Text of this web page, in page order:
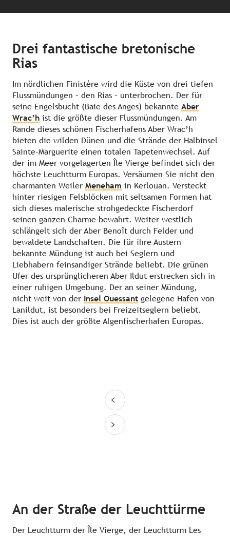
Drei fantastische bretonische
Rias
Im nördlichen Finistère wird die Küste von drei tiefen
Flussmündungen – den Rias – unterbrochen. Der für
seine Engelsbucht (Baie des Anges) bekannte Aber
Wrac’h ist die größte dieser Flussmündungen. Am
Rande dieses schönen Fischerhafens Aber Wrac’h
bieten die wilden Dünen und die Strände der Halbinsel
Sainte-Marguerite einen totalen Tapetenwechsel. Auf
der im Meer vorgelagerten Île Vierge befindet sich der
höchste Leuchtturm Europas. Versäumen Sie nicht den
charmanten Weiler Meneham in Kerlouan. Versteckt
hinter riesigen Felsblöcken mit seltsamen Formen hat
sich dieses malerische strohgedeckte Fischerdorf
seinen ganzen Charme bewahrt. Weiter westlich
schlängelt sich der Aber Benoît durch Felder und
bewaldete Landschaften. Die für ihre Austern
bekannte Mündung ist auch bei Seglern und
Liebhabern feinsandiger Strände beliebt. Die grünen
Ufer des ursprünglicheren Aber Ildut erstrecken sich in
einer ruhigen Umgebung. Der an seiner Mündung,
nicht weit von der Insel Ouessant gelegene Hafen von
Lanildut, ist besonders bei Freizeitseglern beliebt.
Dies ist auch der größte Algenfischerhafen Europas.
An der Straße der Leuchttürme
Der Leuchtturm der Île Vierge, der Leuchtturm Les